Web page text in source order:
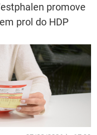
promove
prol do HDP